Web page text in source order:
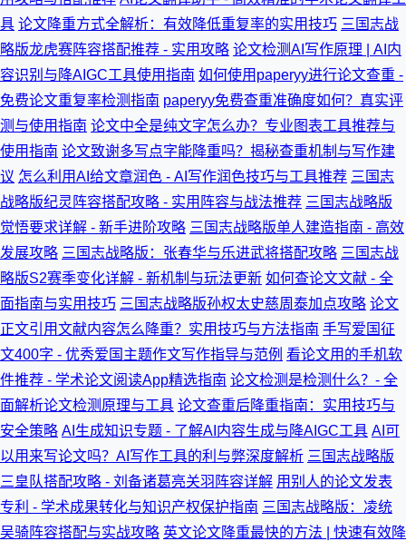
具 论文降重方式全解析：有效降低重复率的实用技巧 三国志战
略版龙虎赛阵容搭配推荐 - 实用攻略 论文检测AI写作原理 | AI内
容识别与降AIGC工具使用指南 如何使用paperyy进行论文查重 -
免费论文重复率检测指南 paperyy免费查重准确度如何？真实评
测与使用指南 论文中全是纯文字怎么办？专业图表工具推荐与
使用指南 论文致谢多写点字能降重吗？揭秘查重机制与写作建
议 怎么利用AI给文章润色 - AI写作润色技巧与工具推荐 三国志
战略版纪灵阵容搭配攻略 - 实用阵容与战法推荐 三国志战略版
觉悟要求详解 - 新手进阶攻略 三国志战略版单人建造指南 - 高效
发展攻略 三国志战略版：张春华与乐进武将搭配攻略 三国志战
略版S2赛季变化详解 - 新机制与玩法更新 如何查论文文献 - 全
面指南与实用技巧 三国志战略版孙权太史慈周泰加点攻略 论文
正文引用文献内容怎么降重？实用技巧与方法指南 手写爱国征
文400字 - 优秀爱国主题作文写作指导与范例 看论文用的手机软
件推荐 - 学术论文阅读App精选指南 论文检测是检测什么？- 全
面解析论文检测原理与工具 论文查重后降重指南：实用技巧与
安全策略 AI生成知识专题 - 了解AI内容生成与降AIGC工具 AI可
以用来写论文吗？AI写作工具的利与弊深度解析 三国志战略版
三皇队搭配攻略 - 刘备诸葛亮关羽阵容详解 用别人的论文发表
专利 - 学术成果转化与知识产权保护指南 三国志战略版：凌统
吴骑阵容搭配与实战攻略 英文论文降重最快的方法 | 快速有效降